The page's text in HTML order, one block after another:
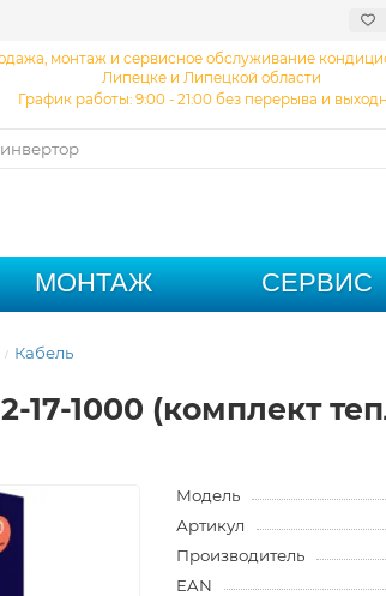
монтаж и сервисное обслуживание
Липецке и Липецкой области
График работы: 9:00 - 21:00 без перерыва и
МОНТАЖ СЕРВИС
Кабель
17-1000 (комплект
Модель
Артикул
Производитель
EAN